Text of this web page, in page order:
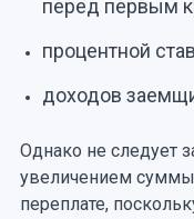
перед первым
процентной
доходов
Однако не следует
увеличением
переплате,